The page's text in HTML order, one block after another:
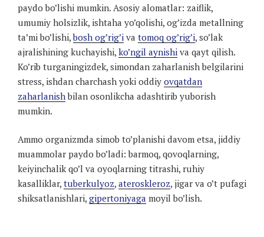
paydo bo’lishi mumkin. Asosiy alomatlar: zaiflik,
umumiy holsizlik, ishtaha yo’qolishi, og’izda metallning
ta’mi bo’lishi,bosh og’rig’i va tomoq og’rig’i, so’lak
ajralishining kuchayishi, ko’ngil aynishi va qayt qilish.
Ko’rib turganingizdek, simondan zaharlanish belgilarini
stress, ishdan charchash yoki oddiy ovqatdan
zaharlanishbilan osonlikcha adashtirib yuborish
mumkin.
Ammo organizmda simob to’planishi davom etsa, jiddiy
muammolar paydo bo’ladi: barmoq, qovoqlarning,
keiyinchalik qo’l va oyoqlarning titrashi, ruhiy
kasalliklar, tuberkulyoz, ateroskleroz, jigar va o’t pufagi
shiksatlanishlari, gipertoniyaga moyil bo’lish.